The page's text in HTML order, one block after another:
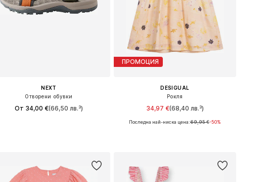
NEXT
Отворени обувки
От 34,00 €(66,50 лв.³)
ПРОМОЦИЯ
DESIGUAL
Рокля
34,97 €(68,40 лв.³)
Предлага се в много размери
Последна най-ниска цена:69,95 €-50%